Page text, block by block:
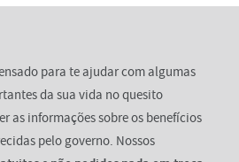
para te ajudar com algumas
da sua vida no quesito
as informações sobre os benefícios
pelo governo. Nossos